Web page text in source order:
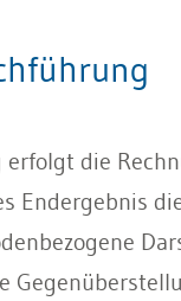
die
Endergebnis